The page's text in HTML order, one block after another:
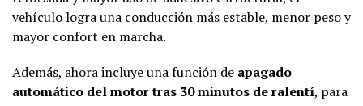
vehículo logra una conducción más estable, menor peso y
mayor confort en marcha.
Además, ahora incluye una función de apagado
automático del motor tras 30 minutos de ralentí, para